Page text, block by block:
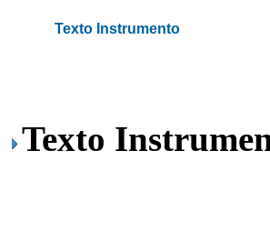
Texto Instrumento
Texto